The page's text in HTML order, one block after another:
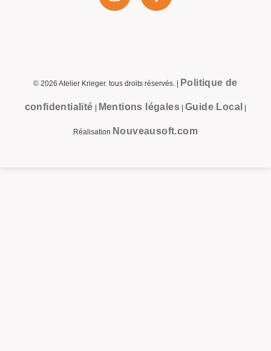
©2026 Atelier Krieger. tous droits réservés. | Politique de
confidentialité Mentions légales Guide Local
Réalisation Nouveausoft.com